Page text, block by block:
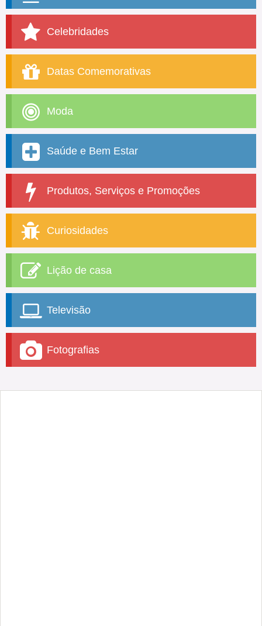
Celebridades
Datas Comemorativas
Moda
Saúde e Bem Estar
Produtos, Serviços e Promoções
Curiosidades
Lição de casa
Televisão
Fotografias